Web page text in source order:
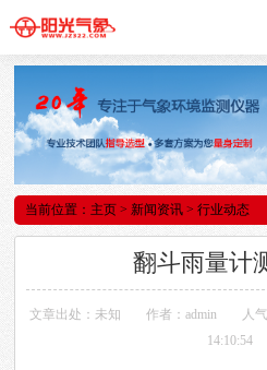
当前位置： 主页 >新闻资讯 > 行业动态
翻斗雨量计
文章出处：未知 作者：admin 人
14:10:54